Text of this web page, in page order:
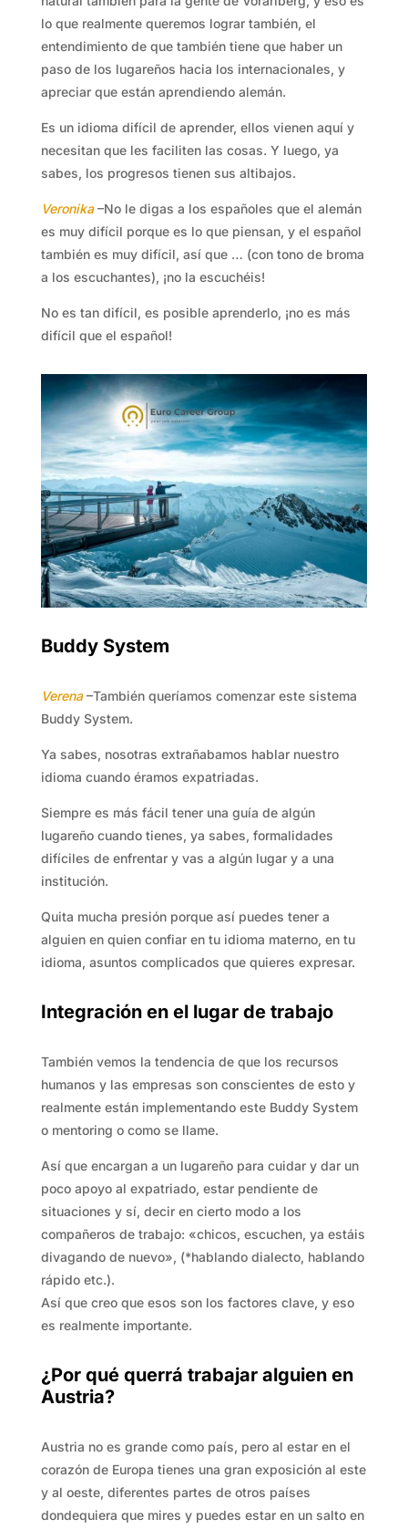
lo que realmente queremos lograr también, el
entendimiento de que también tiene que haber un
paso de los lugareños hacia los internacionales, y
apreciar que están aprendiendo alemán.
Es un idioma difícil de aprender, ellos vienen aquí y
necesitan que les faciliten las cosas. Y luego, ya
sabes, los progresos tienen sus altibajos.
Veronika –No le digas a los españoles que el alemán
es muy difícil porque es lo que piensan, y el español
también es muy difícil, así que … (con tono de broma
a los escuchantes), ¡no la escuchéis!
No es tan difícil, es posible aprenderlo, ¡no es más
difícil que el español!
Buddy System
Verena –También queríamos comenzar este sistema
Buddy System.
Ya sabes, nosotras extrañabamos hablar nuestro
idioma cuando éramos expatriadas.
Siempre es más fácil tener una guía de algún
lugareño cuando tienes, ya sabes, formalidades
difíciles de enfrentar y vas a algún lugar y a una
institución.
Quita mucha presión porque así puedes tener a
alguien en quien confiar en tu idioma materno, en tu
idioma, asuntos complicados que quieres expresar.
Integración en el lugar de trabajo
También vemos la tendencia de que los recursos
humanos y las empresas son conscientes de esto y
realmente están implementando este Buddy System
o mentoring o como se llame.
Así que encargan a un lugareño para cuidar y dar un
poco apoyo al expatriado, estar pendiente de
situaciones y sí, decir en cierto modo a los
compañeros de trabajo: «chicos, escuchen, ya estáis
divagando de nuevo», (*hablando dialecto, hablando
rápido etc.).
Así que creo que esos son los factores clave, y eso
es realmente importante.
¿Por qué querrá trabajar alguien en
Austria?
Austria no es grande como país, pero al estar en el
corazón de Europa tienes una gran exposición al este
y al oeste, diferentes partes de otros países
dondequiera que mires y puedes estar en un salto en